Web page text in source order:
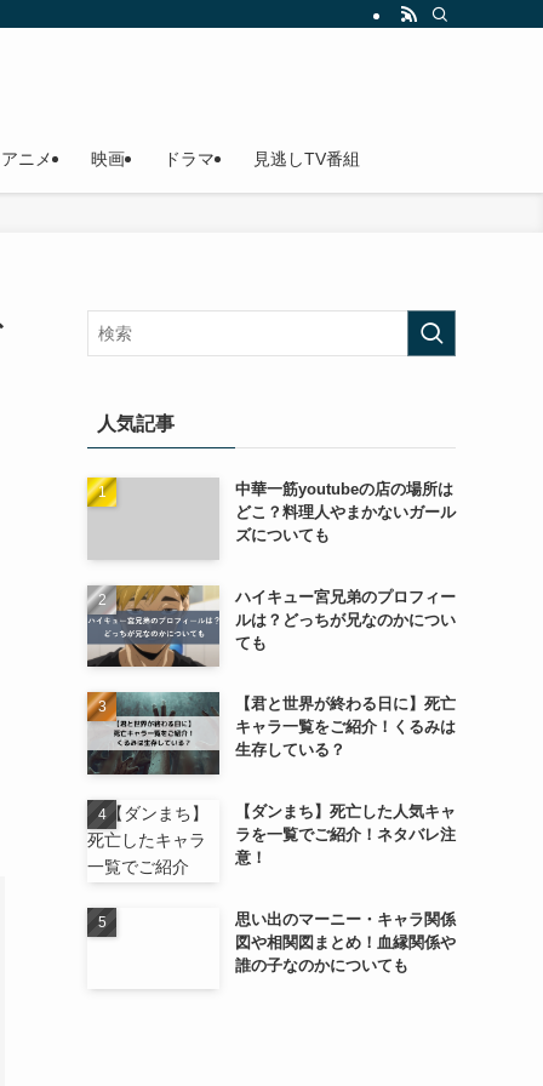
アニメ 映画 ドラマ 見逃しTV番組
人気記事
中華一筋youtubeの店の場所は
どこ？料理人やまかないガール
ズについても
ハイキュー宮兄弟のプロフィー
ルは？どっちが兄なのかについ
ても
【君と世界が終わる日に】死亡
キャラ一覧をご紹介！くるみは
生存している？
【ダンまち】死亡した人気キャ
ラを一覧でご紹介！ネタバレ注
意！
思い出のマーニー・キャラ関係
図や相関図まとめ！血縁関係や
誰の子なのかについても